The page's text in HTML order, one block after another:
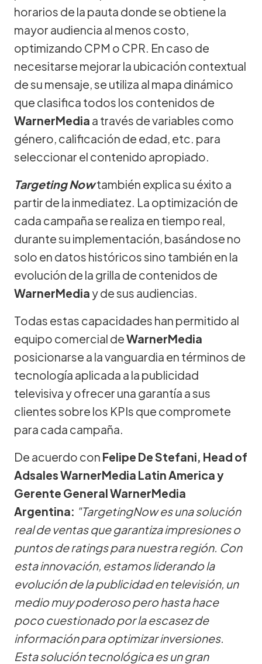
horarios de la pauta donde se obtiene la
mayor audiencia al menos costo,
optimizando CPM o CPR. En caso de
necesitarse mejorar la ubicación contextual
de su mensaje, se utiliza al mapa dinámico
que clasifica todos los contenidos de
WarnerMedia a través de variables como
género, calificación de edad, etc. para
seleccionar el contenido apropiado.
Targeting Nowtambién explica su éxito a
partir de la inmediatez. La optimización de
cada campaña se realiza en tiempo real,
durante su implementación, basándose no
solo en datos históricos sino también en la
evolución de la grilla de contenidos de
WarnerMedia y de sus audiencias.
Todas estas capacidades han permitido al
equipo comercial deWarnerMedia
posicionarse a la vanguardia en términos de
tecnología aplicada a la publicidad
televisiva y ofrecer una garantía a sus
clientes sobre los KPIs que compromete
para cada campaña.
De acuerdo con Felipe De Stefani, Head of
Adsales WarnerMedia Latin America y
Gerente General WarnerMedia
Argentina: "TargetingNow es una solución
real de ventas que garantiza impresiones o
puntos de ratings para nuestra región. Con
esta innovación, estamos liderando la
evolución de la publicidad en televisión, un
medio muy poderoso pero hasta hace
poco cuestionado por la escasez de
información para optimizar inversiones.
Esta solución tecnológica es un gran